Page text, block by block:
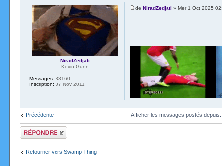
de NiradZedjati » Mer 1 Oct 2025
NiradZedjati
Kevin Gunn
Messages: 33160
Inscription: 07 Nov 2011
Précédente Afficher les messages postés depuis:
Répondre
Retourner vers Swamp Thing